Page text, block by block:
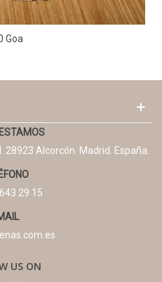
Goa
28923 Alcorcón. Madrid. España.
29 15
US ON